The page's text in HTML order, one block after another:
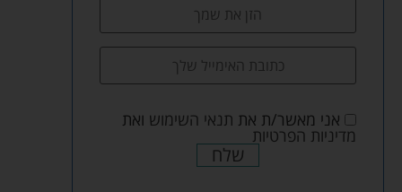
אני מאשר/ת את תנאי השימוש ואת
מדיניות הפרטיות
שלח